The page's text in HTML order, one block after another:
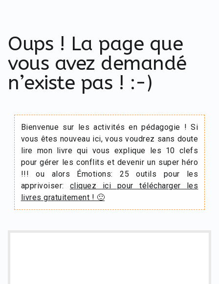
Oups ! La page que
vous avez demandé
n’existe pas ! :-)
Bienvenue sur les activités en pédagogie ! Si
vous êtes nouveau ici, vous voudrez sans doute
lire mon livre qui vous explique les 10 clefs
pour gérer les conflits et devenir un super héro
!!! ou alors Émotions: 25 outils pour les
apprivoiser: cliquez ici pour télécharger les
livres gratuitement ! 🙂